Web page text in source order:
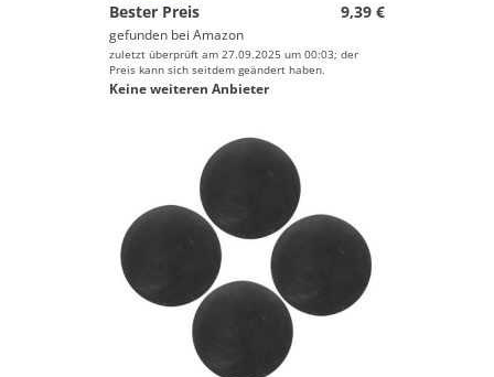
Bester Preis
9,39 €
gefunden bei Amazon
zuletzt überprüft am 27.09.2025 um 00:03; der
Preis kann sich seitdem geändert haben.
Keine weiteren Anbieter